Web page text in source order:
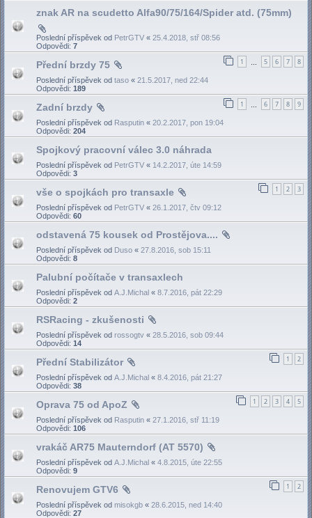
znak AR na scudetto Alfa90/75/164/Spider atd. (75mm)
Poslední příspěvek od PetrGTV « 25.4.2018, stř 08:56
Odpovědi: 7
1 5 6 7 8
Přední brzdy 75
Poslední příspěvek od taso « 21.5.2017, ned 22:44
Odpovědi: 189
1 6 7 8 9
Zadní brzdy
Poslední příspěvek od Rasputin « 20.2.2017, pon 19:04
Odpovědi: 204
Spojkový pracovní válec 3.0 náhrada
Poslední příspěvek od PetrGTV « 14.2.2017, úte 14:59
Odpovědi: 3
1 2 3
vše o spojkách pro transaxle
Poslední příspěvek od PetrGTV « 26.1.2017, čtv 09:12
Odpovědi: 60
odstavená 75 kousek od Prostějova....
Poslední příspěvek od Duso « 27.8.2016, sob 15:11
Odpovědi: 8
Palubní počítače v transaxlech
Poslední příspěvek od A.J.Michal « 8.7.2016, pát 22:29
Odpovědi: 2
RSRacing - zkušenosti
Poslední příspěvek od rossogtv « 28.5.2016, sob 09:44
Odpovědi: 14
1 2
Přední Stabilizátor
Poslední příspěvek od A.J.Michal « 8.4.2016, pát 21:27
Odpovědi: 38
1 2 3 4 5
Oprava 75 od ApoZ
Poslední příspěvek od Rasputin « 27.1.2016, stř 11:19
Odpovědi: 106
vrakáč AR75 Mauterndorf (AT 5570)
Poslední příspěvek od A.J.Michal « 4.8.2015, úte 22:55
Odpovědi: 9
1 2
Renovujem GTV6
Poslední příspěvek od misokgb « 28.6.2015, ned 14:40
Odpovědi: 27